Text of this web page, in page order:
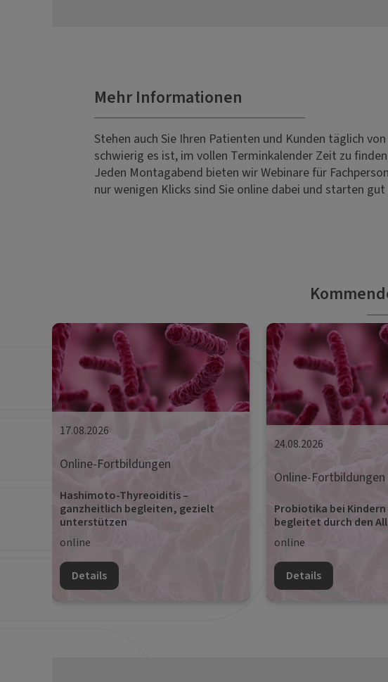
Mehr Informationen
Stehen auch Sie Ihren Patienten und Kunden täglich
schwierig es ist, im vollen Terminkalender Zeit zu
Jeden Montagabend bieten wir Webinare für
nur wenigen Klicks sind Sie online dabei und starten
17.08.2026
Online-Fortbildungen
Hashimoto-Thyreoiditis –
ganzheitlich begleiten, gezielt
unterstützen
online
Details
24.08.2026
Online-Fortbildungen
Probiotika bei Kindern
begleitet durch den
online
Details